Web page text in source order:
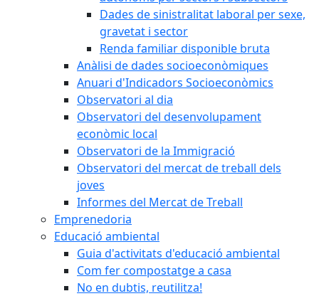
Dades de sinistralitat laboral per sexe,
gravetat i sector
Renda familiar disponible bruta
Anàlisi de dades socioeconòmiques
Anuari d'Indicadors Socioeconòmics
Observatori al dia
Observatori del desenvolupament
econòmic local
Observatori de la Immigració
Observatori del mercat de treball dels
joves
Informes del Mercat de Treball
Emprenedoria
Educació ambiental
Guia d'activitats d'educació ambiental
Com fer compostatge a casa
No en dubtis, reutilitza!